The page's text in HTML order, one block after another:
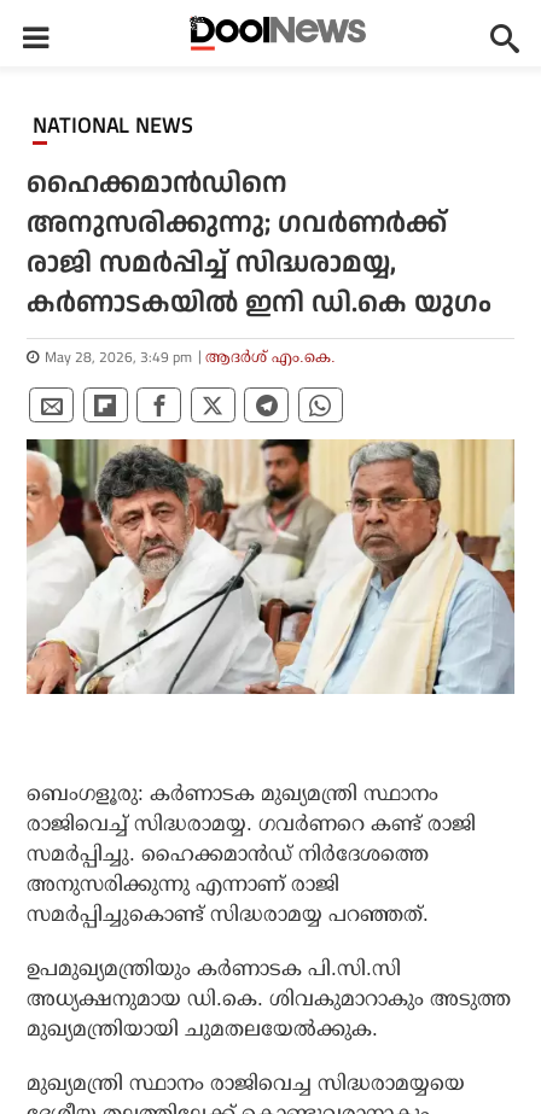
NATIONAL NEWS
ഹൈക്കമാന്‍ഡിനെ
അനുസരിക്കുന്നു; ഗവര്‍ണര്‍ക്ക്
രാജി സമര്‍പ്പിച്ച് സിദ്ധരാമയ്യ,
കര്‍ണാടകയില്‍ ഇനി ഡി.കെ യുഗം
May 28, 2026, 3:49 pm ആദർശ് എം.കെ.
ബെംഗളൂരു: കര്‍ണാടക മുഖ്യമന്ത്രി സ്ഥാനം
രാജിവെച്ച് സിദ്ധരാമയ്യ. ഗവര്‍ണറെ കണ്ട് രാജി
സമര്‍പ്പിച്ചു. ഹൈക്കമാന്‍ഡ് നിര്‍ദേശത്തെ
അനുസരിക്കുന്നു എന്നാണ് രാജി
സമര്‍പ്പിച്ചുകൊണ്ട് സിദ്ധരാമയ്യ പറഞ്ഞത്.
ഉപമുഖ്യമന്ത്രിയും കര്‍ണാടക പി.സി.സി
അധ്യക്ഷനുമായ ഡി.കെ. ശിവകുമാറാകും അടുത്ത
മുഖ്യമന്ത്രിയായി ചുമതലയേല്‍ക്കുക.
മുഖ്യമന്ത്രി സ്ഥാനം രാജിവെച്ച സിദ്ധരാമയ്യയെ